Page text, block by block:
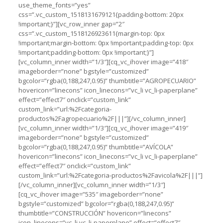
use_theme_fonts=”yes”
css=”.vc_custom_1518131679121{padding-bottom: 20px
!important;}”][vc_row_inner gap=”2″
css=”.vc_custom_1518126923611{margin-top: 0px
!important;margin-bottom: 0px !important;padding-top: 0px
!important;padding-bottom: 0px !important;}”]
[vc_column_inner width=”1/3″][cq_vc_ihover image=”418″
imageborder=”none” bgstyle=”customized”
bgcolor=”rgba(0,188,247,0.95)” thumbtitle=”AGROPECUARIO”
hovericon=”linecons” icon_linecons=”vc_li vc_li-paperplane”
effect=”effect7″ onclick=”custom_link”
custom_link=”url:%2Fcategoria-
productos%2Fagropecuario%2F|||”][/vc_column_inner]
[vc_column_inner width=”1/3″][cq_vc_ihover image=”419″
imageborder=”none” bgstyle=”customized”
bgcolor=”rgba(0,188,247,0.95)” thumbtitle=”AVÍCOLA”
hovericon=”linecons” icon_linecons=”vc_li vc_li-paperplane”
effect=”effect7″ onclick=”custom_link”
custom_link=”url:%2Fcategoria-productos%2Favicola%2F|||”]
[/vc_column_inner][vc_column_inner width=”1/3″]
[cq_vc_ihover image=”535″ imageborder=”none”
bgstyle=”customized” bgcolor=”rgba(0,188,247,0.95)”
thumbtitle=”CONSTRUCCIÓN” hovericon=”linecons”